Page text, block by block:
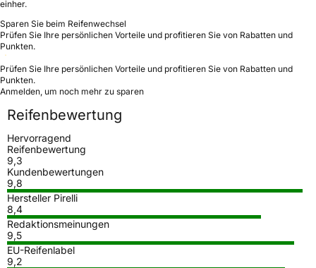
einher.
Sparen Sie beim Reifenwechsel
Prüfen Sie Ihre persönlichen Vorteile und profitieren Sie von Rabatten und
Punkten.
Prüfen Sie Ihre persönlichen Vorteile und profitieren Sie von Rabatten und
Punkten.
Anmelden, um noch mehr zu sparen
Reifenbewertung
Hervorragend
Reifenbewertung
9,3
Kundenbewertungen
9,8
Hersteller Pirelli
8,4
Redaktionsmeinungen
9,5
EU-Reifenlabel
9,2